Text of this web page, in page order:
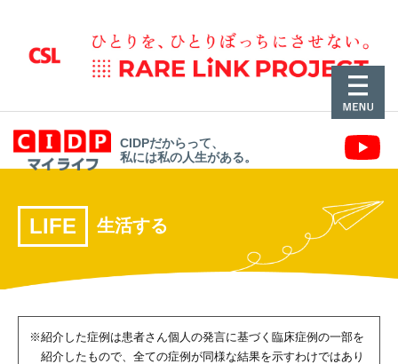
CIDPだからって、
私には私の人生がある。
LIFE 生活する
※紹介した症例は患者さん個人の発言に基づく臨床症例の一部を
紹介したもので、 全ての症例が同様な結果を示すわけではあり